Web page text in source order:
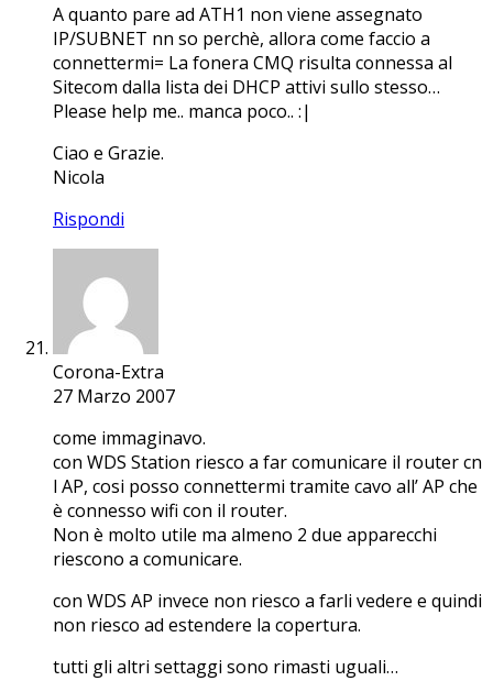
A quanto pare ad ATH1 non viene assegnato
IP/SUBNET nn so perchè, allora come faccio a
connettermi= La fonera CMQ risulta connessa al
Sitecom dalla lista dei DHCP attivi sullo stesso…
Please help me.. manca poco.. :|
Ciao e Grazie.
Nicola
Rispondi
Corona-Extra
27 Marzo 2007
come immaginavo.
con WDS Station riesco a far comunicare il router cn
l AP, cosi posso connettermi tramite cavo all’ AP che
è connesso wifi con il router.
Non è molto utile ma almeno 2 due apparecchi
riescono a comunicare.
con WDS AP invece non riesco a farli vedere e quindi
non riesco ad estendere la copertura.
tutti gli altri settaggi sono rimasti uguali…